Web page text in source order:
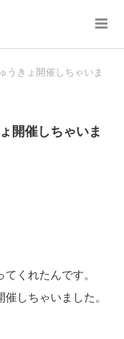
うきょ開催しちゃいま
開催しちゃいま
くれたんです。
しちゃいました。